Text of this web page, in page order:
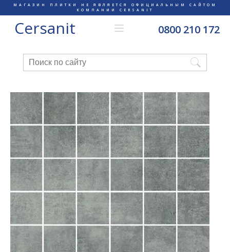
МАГАЗИН ПЛИТКИ НЕ ЯВЛЯЕТСЯ ОФИЦИАЛЬНЫМ САЙТОМ
КОМПАНИИ CERSANIT
Cersanit 0800 210 172